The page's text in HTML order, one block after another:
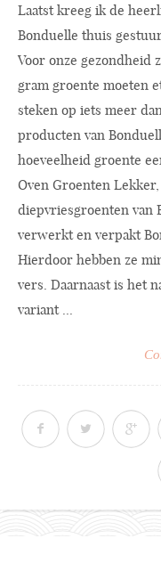
Laatst kreeg ik de
Bonduelle thuis
Voor onze gezondheid
gram groente moeten
steken op iets meer
producten van
hoeveelheid groente
Oven Groenten
diepvriesgroenten van
verwerkt en verpakt
Hierdoor hebben ze
vers. Daarnaast is het
variant ...